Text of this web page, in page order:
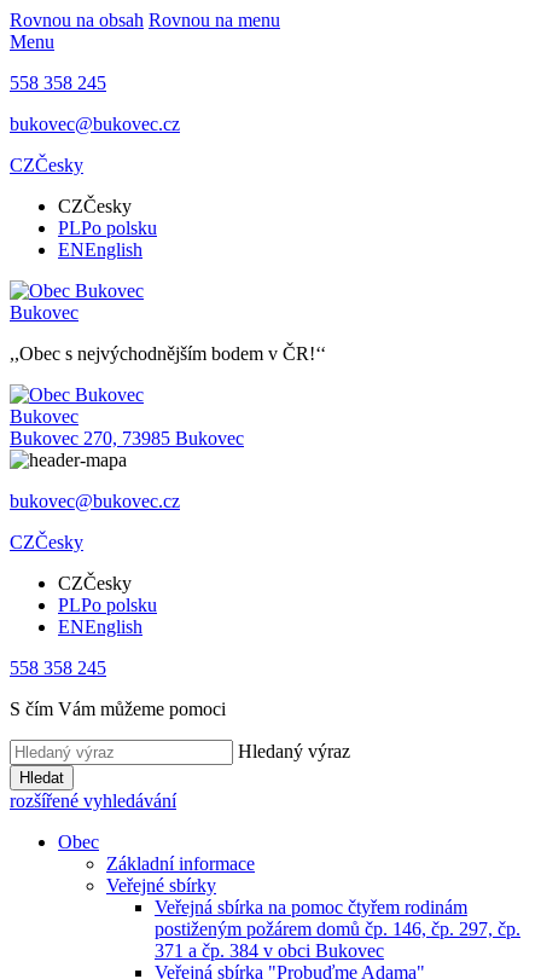
Rovnou na obsah Rovnou na menu
Menu
558 358 245
bukovec@bukovec.cz
CZČesky
CZČesky
PLPo polsku
ENEnglish
Bukovec
,,Obec s nejvýchodnějším bodem v ČR!‘‘
Bukovec
Bukovec 270, 73985 Bukovec
bukovec@bukovec.cz
CZČesky
CZČesky
PLPo polsku
ENEnglish
558 358 245
S čím Vám můžeme pomoci
Hledaný výraz
Hledat
rozšířené vyhledávání
Obec
Základní informace
Veřejné sbírky
Veřejná sbírka na pomoc čtyřem rodinám
postiženým požárem domů čp. 146, čp. 297, čp.
371 a čp. 384 v obci Bukovec
Veřejná sbírka "Probuďme Adama"